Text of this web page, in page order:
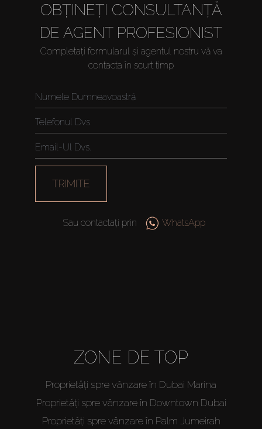
OBȚINEȚI CONSULTANȚĂ
DE AGENT PROFESIONIST
Completați formularul și agentul nostru vă va
contacta în scurt timp
TRIMITE
Sau contactați prin WhatsApp
ZONE DE TOP
Proprietăți spre vânzare în Dubai Marina
Proprietăți spre vânzare în Downtown Dubai
Proprietăți spre vânzare în Palm Jumeirah